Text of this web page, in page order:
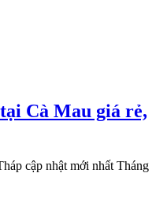
Cà Mau giá rẻ,
cập nhật mới nhất Tháng